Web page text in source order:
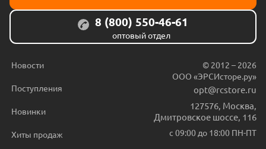
8 (800) 550-46-61
оптовый отдел
Новости
Поступления
Новинки
Хиты продаж
© 2012 – 2026
ООО «ЭРСИсторе.ру»
opt@rcstore.ru
127576 Москва
Дмитровское шоссе, 116
с 09:00 до 18:00 ПН-ПТ